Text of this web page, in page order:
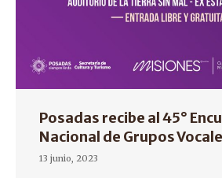
Posadas recibe al 45°
Nacional de Grupos
13 junio, 2023